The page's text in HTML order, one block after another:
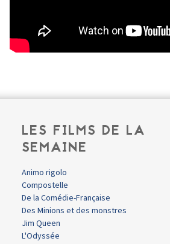
LES FILMS DE LA
SEMAINE
Animo rigolo
Compostelle
De la Comédie-Française
Des Minions et des monstres
Jim Queen
L'Odyssée